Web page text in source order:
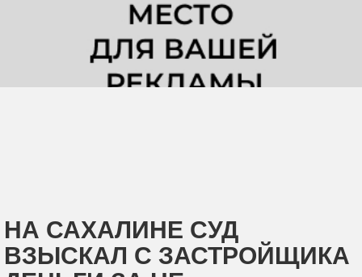
НА САХАЛИНЕ СУД
ВЗЫСКАЛ С ЗАСТРОЙЩИКА